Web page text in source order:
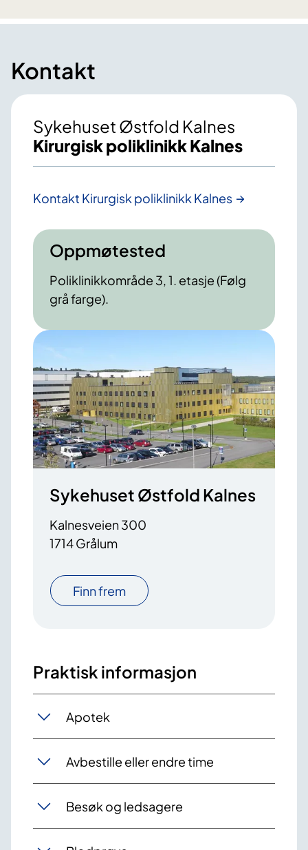
Kontakt
Sykehuset Østfold Kalnes
Kirurgisk poliklinikk Kalnes
Kontakt Kirurgisk poliklinikk Kalnes
Oppmøtested
Poliklinikkområde 3, 1. etasje (Følg
grå farge).
Sykehuset Østfold Kalnes
Kalnesveien 300
1714 Grålum
Finn frem
Praktisk informasjon
Apotek
Avbestille eller endre time
Besøk og ledsagere